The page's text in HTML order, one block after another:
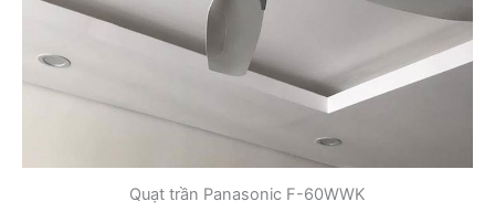
Quạt trần Panasonic F-60WWK